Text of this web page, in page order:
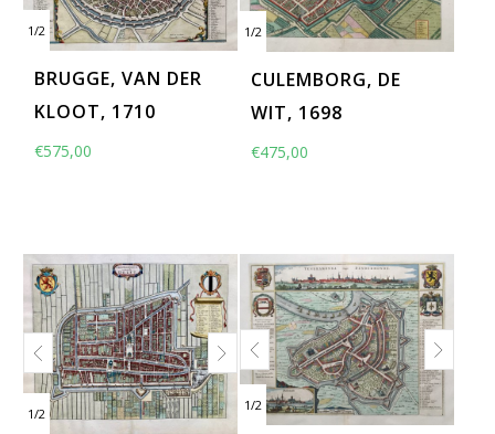
1/2
BRUGGE, VAN DER
KLOOT, 1710
€575,00
1/2
CULEMBORG, DE
WIT, 1698
€475,00
1/2
1/2